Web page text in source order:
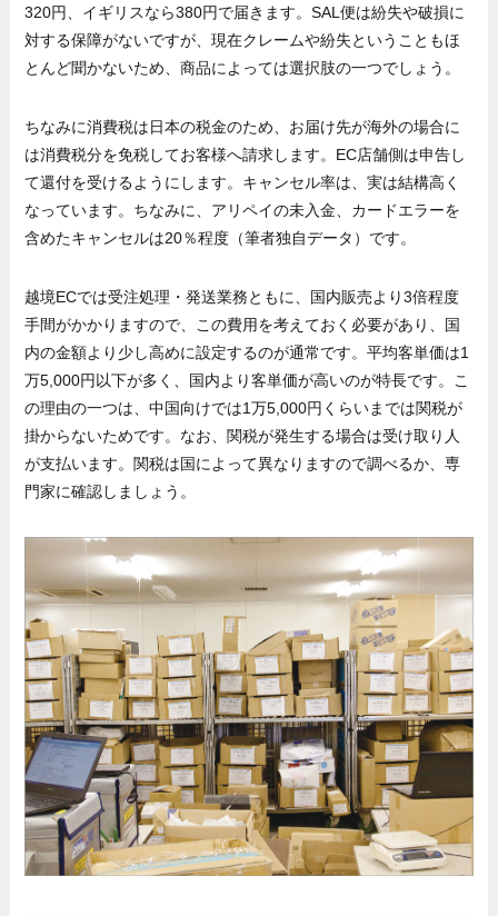
320円、イギリスなら380円で届きます。SAL便は紛失や破損に
対する保障がないですが、現在クレームや紛失ということもほ
とんど聞かないため、商品によっては選択肢の一つでしょう。
ちなみに消費税は日本の税金のため、お届け先が海外の場合に
は消費税分を免税してお客様へ請求します。EC店舗側は申告し
て還付を受けるようにします。キャンセル率は、実は結構高く
なっています。ちなみに、アリペイの未入金、カードエラーを
含めたキャンセルは20％程度（筆者独自データ）です。
越境ECでは受注処理・発送業務ともに、国内販売より3倍程度
手間がかかりますので、この費用を考えておく必要があり、国
内の金額より少し高めに設定するのが通常です。平均客単価は1
万5,000円以下が多く、国内より客単価が高いのが特長です。こ
の理由の一つは、中国向けでは1万5,000円くらいまでは関税が
掛からないためです。なお、関税が発生する場合は受け取り人
が支払います。関税は国によって異なりますので調べるか、専
門家に確認しましょう。